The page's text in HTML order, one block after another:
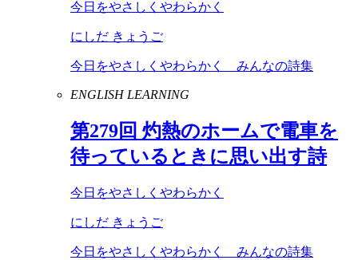
今日をやさしくやわらかく
にしだ きょうご
今日をやさしくやわらかく みんなの詩集
ENGLISH LEARNING
第279回 灼熱のホームで電車を
待っているときに思い出す詩
今日をやさしくやわらかく
にしだ きょうご
今日をやさしくやわらかく みんなの詩集